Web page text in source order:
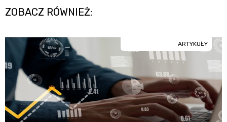
ZOBACZ RÓWNIEŻ:
ARTYKUŁY